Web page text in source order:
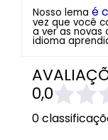
Nosso lema é
vez que você
a ver as novas
idioma
0,0
0